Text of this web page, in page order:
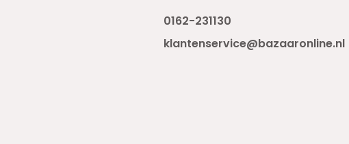
0162-231130
klantenservice@bazaaronline.nl